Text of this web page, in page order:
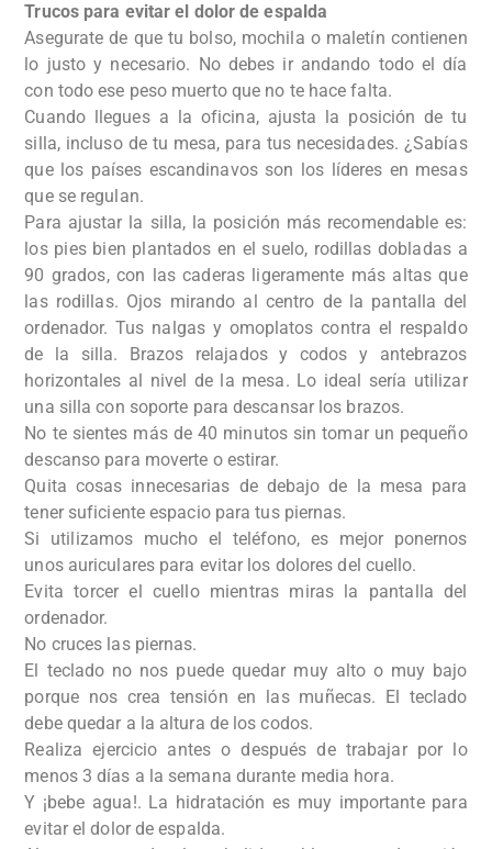
Trucos para evitar el dolor de espalda
Asegurate de que tu bolso, mochila o maletí­n contienen
lo justo y necesario. No debes ir andando todo el día
con todo ese peso muerto que no te hace falta.
Cuando llegues a la oficina, ajusta la posición de tu
silla, incluso de tu mesa, para tus necesidades. ¿Sabías
que los países escandinavos son los lí­deres en mesas
que se regulan.
Para ajustar la silla, la posición más recomendable es:
los pies bien plantados en el suelo, rodillas dobladas a
90 grados, con las caderas ligeramente más altas que
las rodillas. Ojos mirando al centro de la pantalla del
ordenador. Tus nalgas y omoplatos contra el respaldo
de la silla. Brazos relajados y codos y antebrazos
horizontales al nivel de la mesa. Lo ideal serí­a utilizar
una silla con soporte para descansar los brazos.
No te sientes más de 40 minutos sin tomar un pequeño
descanso para moverte o estirar.
Quita cosas innecesarias de debajo de la mesa para
tener suficiente espacio para tus piernas.
Si utilizamos mucho el teléfono, es mejor ponernos
unos auriculares para evitar los dolores del cuello.
Evita torcer el cuello mientras miras la pantalla del
ordenador.
No cruces las piernas.
El teclado no nos puede quedar muy alto o muy bajo
porque nos crea tensión en las muñecas. El teclado
debe quedar a la altura de los codos.
Realiza ejercicio antes o después de trabajar por lo
menos 3 días a la semana durante media hora.
Y ¡bebe agua!. La hidratación es muy importante para
evitar el dolor de espalda.